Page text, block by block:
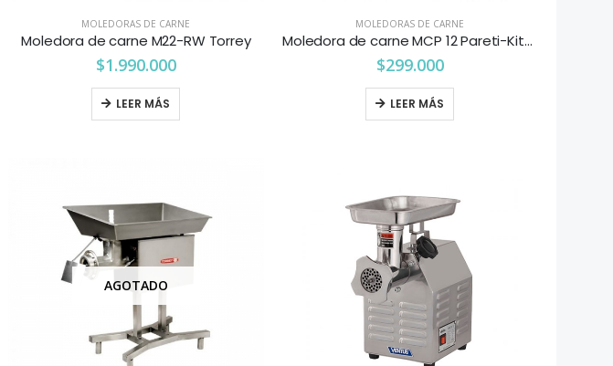
MOLEDORAS DE CARNE
Moledora de carne M22-RW Torrey
$1.990.000
LEER MÁS
MOLEDORAS DE CARNE
Moledora de carne MCP 12 Pareti-Kitchenette
$299.000
LEER MÁS
AGOTADO